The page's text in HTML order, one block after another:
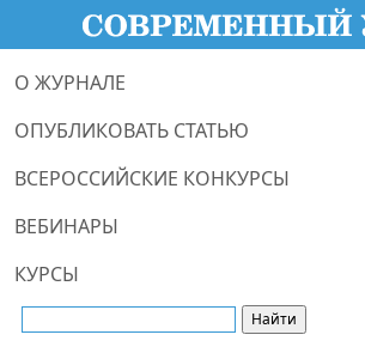
О ЖУРНАЛЕ
ОПУБЛИКОВАТЬ СТАТЬЮ
ВСЕРОССИЙСКИЕ КОНКУРСЫ
ВЕБИНАРЫ
КУРСЫ